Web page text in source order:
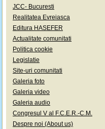
JCC- Bucuresti
Realitatea Evreiasca
Editura HASEFER
Actualitate comunitati
Politica cookie
Legislatie
Site-uri comunitati
Galeria foto
Galeria video
Galeria audio
Congresul V al F.C.E.R.-C.M.
Despre noi (About us)